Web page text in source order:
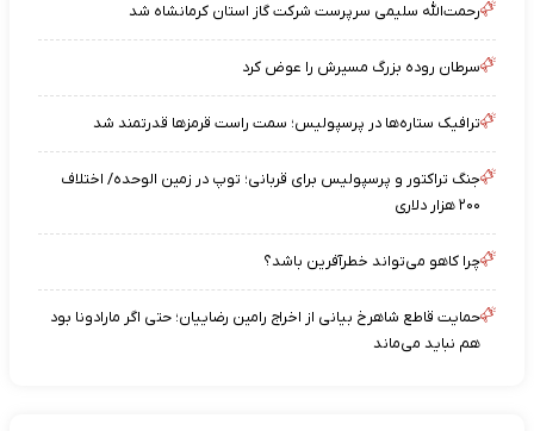
رحمت‌الله سلیمی سرپرست شرکت گاز استان کرمانشاه شد
سرطان روده بزرگ مسیرش را عوض کرد
ترافیک ستاره‌ها در پرسپولیس؛ سمت راست قرمزها قدرتمند شد
جنگ تراکتور و پرسپولیس برای قربانی؛ توپ در زمین الوحده/ اختلاف
۲۰۰ هزار دلاری
چرا کاهو می‌تواند خطرآفرین باشد؟
حمایت قاطع شاهرخ بیانی از اخراج رامین رضاییان؛ حتی اگر مارادونا بود
هم نباید می‌ماند